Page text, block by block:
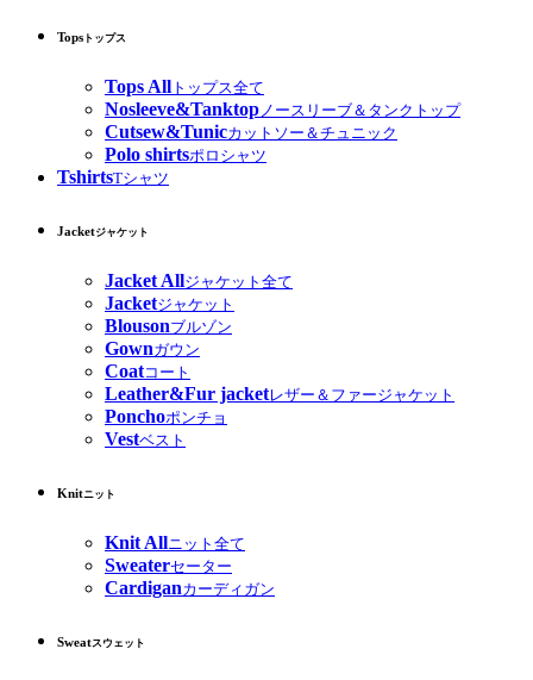
Tops トップス
Tops All トップス全て
Nosleeve&Tanktopノースリーブ＆タンクトップ
Cutsew&Tunicカットソー＆チュニック
Polo shirtsポロシャツ
TshirtsTシャツ
Jacketジャケット
Jacket Allジャケット全て
Jacketジャケット
Blousonブルゾン
Gownガウン
Coatコート
Leather&Fur jacketレザー＆ファージャケット
Ponchoポンチョ
Vestベスト
Knitニット
Knit Allニット全て
Sweaterセーター
Cardiganカーディガン
Sweatスウェット